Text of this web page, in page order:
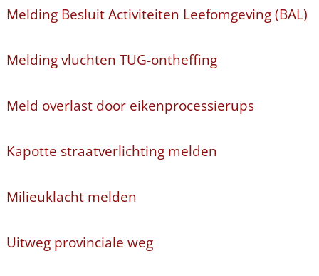
Melding Besluit Activiteiten Leefomgeving (BAL)
Melding vluchten TUG-ontheffing
Meld overlast door eikenprocessierups
Kapotte straatverlichting melden
Milieuklacht melden
Uitweg provinciale weg